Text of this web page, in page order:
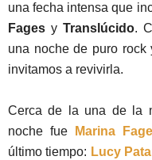
una fecha intensa que
Fages yTranslúcido.
una noche de puro rock
invitamos a revivirla.
Cerca de la una de la
noche fue
Marina
último tiempo: Lucy